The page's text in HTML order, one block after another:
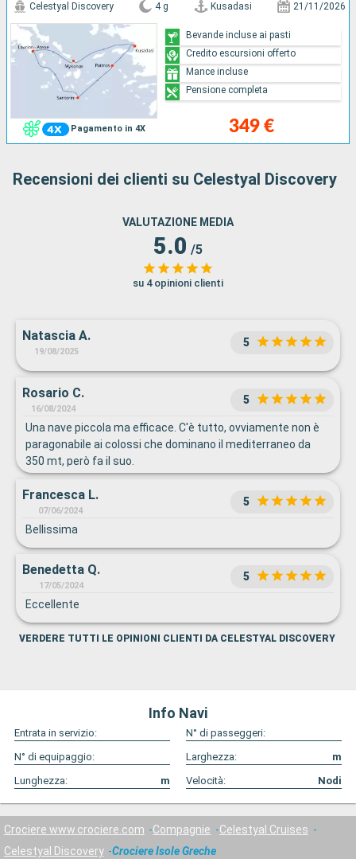
Pagamento in 4X
Celestyal Discovery 4 g Kusadasi 21/11/2026
349 €
Bevande incluse ai pasti
Credito escursioni offerto
Mance incluse
Pensione completa
Recensioni dei clienti su Celestyal Discovery
VALUTAZIONE MEDIA
5.0 /5
su 4 opinioni clienti
Natascia A.
19/08/2025
5
Rosario C.
16/08/2024
5
Una nave piccola ma efficace. C'è tutto, ovviamente non è
paragonabile ai colossi che dominano il mediterraneo da
350 mt, però fa il suo.
Francesca L.
07/06/2024
5
Bellissima
Benedetta Q.
17/05/2024
5
Eccellente
VERDERE TUTTI LE OPINIONI CLIENTI DA CELESTYAL DISCOVERY
Info Navi
Entrata in servizio:
N° di passeggeri:
N° di equipaggio:
Larghezza:
m
Lunghezza:
m Velocità: Nodi
Crociere www.crociere.com Compagnie
Celestyal Cruises
Celestyal Discovery
Crociere Isole Greche